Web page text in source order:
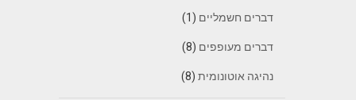
דברים חשמליים (1)
דברים מעופפים (8)
נהיגה אוטונומית(8)